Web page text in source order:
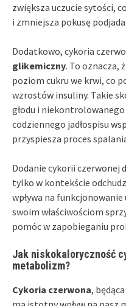
zwiększa uczucie sytości,
i zmniejsza pokusę
Dodatkowo, cykoria
glikemiczny. To oznacza,
poziom cukru we krwi, co
wzrostów insuliny. Takie
głodu i
codziennego jadłospisu
przyspiesza proces
Dodanie cykorii czerwonej
tylko w kontekście
wpływa na
swoim właściwościom
pomóc w zapobieganiu
Jak niskokaloryczność
metabolizm?
Cykoria czerwona,